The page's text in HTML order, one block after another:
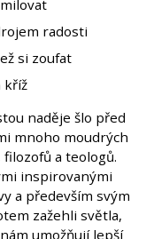
radosti
si zoufat
kříž
naděje šlo před
mnoho moudrých
filozofů a teologů.
inspirovanými
a především svým
zažehli světla,
umožňují lepší